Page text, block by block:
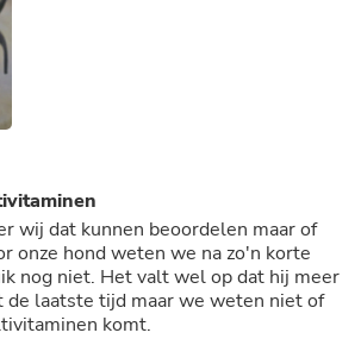
wij dat kunnen beoordelen maar of
onze hond weten we na zo'n korte
nog niet. Het valt wel op dat hij meer
de laatste tijd maar we weten niet of
komt.